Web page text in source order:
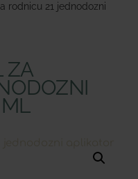
rodnicu 21 jednodozni
ZA